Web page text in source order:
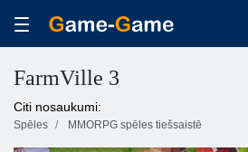
FarmVille 3
Citi nosaukumi:
Spēles MMORPG spēles tiešsaistē